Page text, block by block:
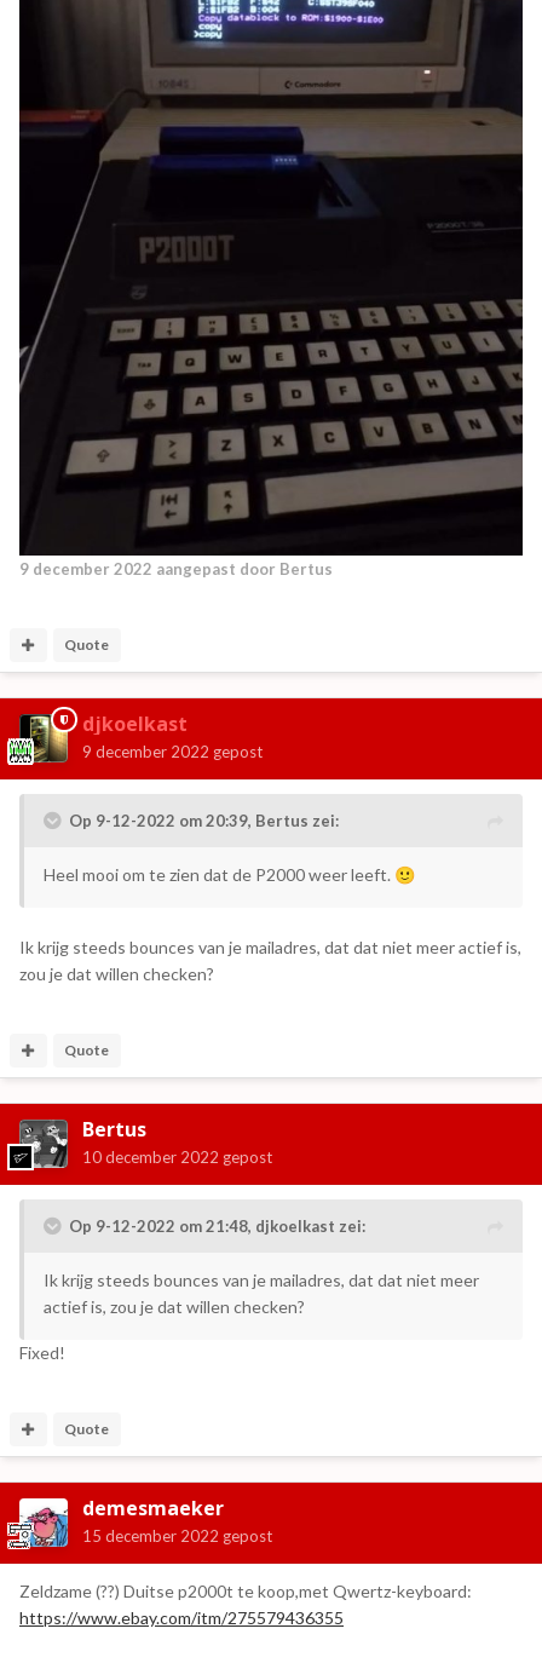
9 december 2022 aangepast door Bertus
Quote
djkoelkast
9 december 2022 gepost
Op 9-12-2022 om 20:39, Bertus zei:
Heel mooi om te zien dat de P2000 weer leeft. 🙂
Ik krijg steeds bounces van je mailadres, dat dat niet meer actief is,
zou je dat willen checken?
Quote
Bertus
10 december 2022 gepost
Op 9-12-2022 om 21:48, djkoelkast zei:
Ik krijg steeds bounces van je mailadres, dat dat niet meer
actief is, zou je dat willen checken?
Fixed!
Quote
demesmaeker
15 december 2022 gepost
Zeldzame (??) Duitse p2000t te koop,met Qwertz-keyboard:
https://www.ebay.com/itm/275579436355